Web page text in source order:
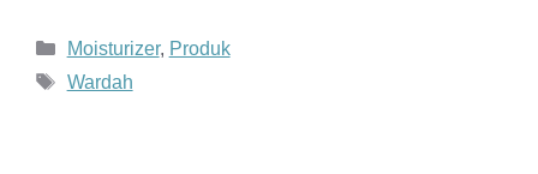
Kategori
Moisturizer, Produk
Tag
Wardah